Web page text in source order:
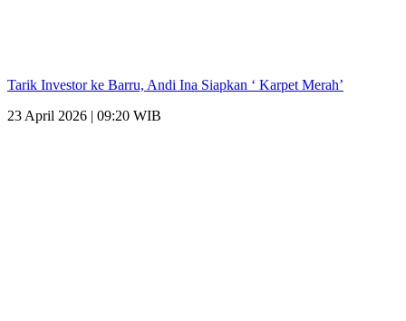
Tarik Investor ke Barru, Andi Ina Siapkan ‘ Karpet Merah’
23 April 2026 | 09:20 WIB